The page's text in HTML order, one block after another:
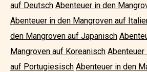
auf Deutsch Abenteuer in den
Abenteuer in den Mangroven auf
den Mangroven auf Japanisch
Mangroven auf Koreanisch Abenteuer
auf Portugiesisch Abenteuer in den